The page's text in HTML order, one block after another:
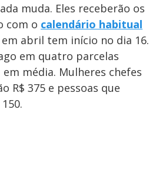
muda. Eles receberão os
com o calendário habitual
em abril tem início no dia 16.
em quatro parcelas
em média. Mulheres chefes
R$ 375 e pessoas que